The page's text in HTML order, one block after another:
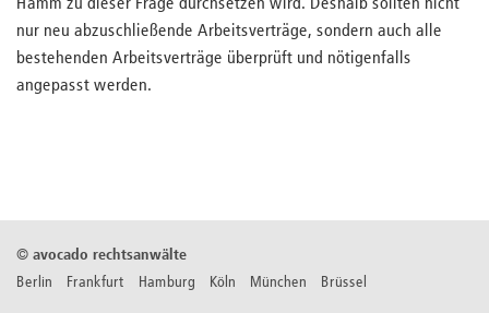
Hamm zu dieser Frage durchsetzen wird. Deshalb sollten nicht
nur neu abzuschließende Arbeitsverträge, sondern auch alle
bestehenden Arbeitsverträge überprüft und nötigenfalls
angepasst werden.
© avocado rechtsanwälte
Berlin Frankfurt Hamburg Köln München Brüssel